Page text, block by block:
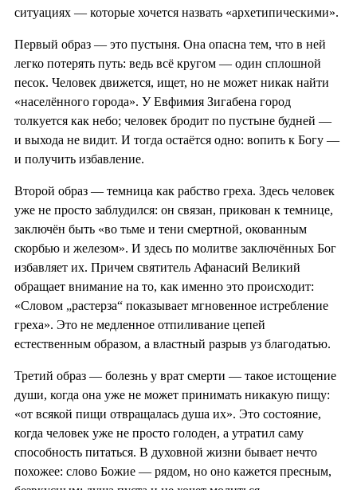
ситуациях — которые хочется назвать «архетипическими».
Первый образ — это пустыня. Она опасна тем, что в ней
легко потерять путь: ведь всё кругом — один сплошной
песок. Человек движется, ищет, но не может никак найти
«населённого города». У Евфимия Зигабена город
толкуется как небо; человек бродит по пустыне будней —
и выхода не видит. И тогда остаётся одно: вопить к Богу —
и получить избавление.
Второй образ — темница как рабство греха. Здесь человек
уже не просто заблудился: он связан, прикован к темнице,
заключён быть «во тьме и тени смертной, окованным
скорбью и железом». И здесь по молитве заключённых Бог
избавляет их. Причем святитель Афанасий Великий
обращает внимание на то, как именно это происходит:
«Словом „растерза“ показывает мгновенное истребление
греха». Это не медленное отпиливание цепей
естественным образом, а властный разрыв уз благодатью.
Третий образ — болезнь у врат смерти — такое истощение
души, когда она уже не может принимать никакую пищу:
«от всякой пищи отвращалась душа их». Это состояние,
когда человек уже не просто голоден, а утратил саму
способность питаться. В духовной жизни бывает нечто
похожее: слово Божие — рядом, но оно кажется пресным,